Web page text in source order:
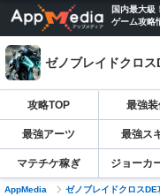
国内最大級！
ゲーム攻略
ゼノブレイドクロ
攻略TOP 最強
最強アーツ 最強ス
マテチケ稼ぎ ジョーカ
AppMedia ゼノブレイドクロスDE